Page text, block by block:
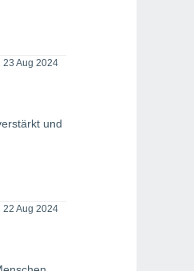
23 Aug 2024
und
22 Aug 2024